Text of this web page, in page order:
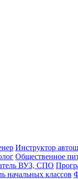
Инструктор
Общественное
ВУЗ, СПО
начальных классов